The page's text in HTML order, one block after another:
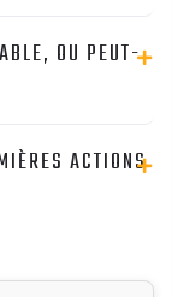
OU PEUT-
ACTIONS